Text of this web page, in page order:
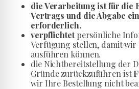
die Verarbeitung ist für die
Vertrags und die Abgabe
erforderlich.
verpflichtetpersönliche
Verfügung stellen, damit
ausführen können.
die Nichtbereitstellung der
Gründe zurückzuführen ist
wir Ihre Bestellung nicht